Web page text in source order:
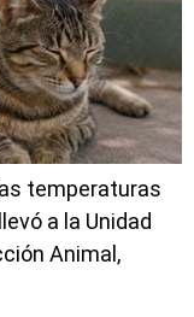
el
temperaturas
a la Unidad
Animal,